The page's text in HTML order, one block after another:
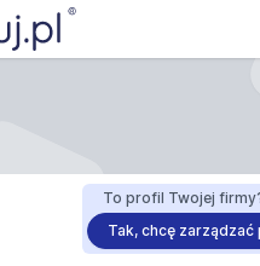
To profil Twojej
Tak, chcę